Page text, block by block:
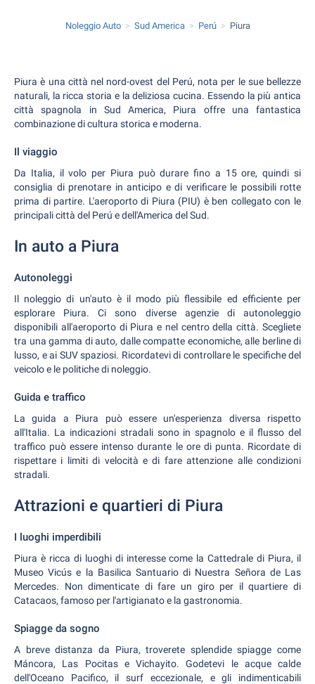
Noleggio Auto Sud America Perú Piura
Piura è una città nel nord-ovest del Perú, nota per le sue bellezze
naturali, la ricca storia e la deliziosa cucina. Essendo la più antica
città spagnola in Sud America, Piura offre una fantastica
combinazione di cultura storica e moderna.
Il viaggio
Da Italia, il volo per Piura può durare fino a 15 ore, quindi si
consiglia di prenotare in anticipo e di verificare le possibili rotte
prima di partire. L'aeroporto di Piura (PIU) è ben collegato con le
principali città del Perú e dell'America del Sud.
In auto a Piura
Autonoleggi
Il noleggio di un'auto è il modo più flessibile ed efficiente per
esplorare Piura. Ci sono diverse agenzie di autonoleggio
disponibili all'aeroporto di Piura e nel centro della città. Scegliete
tra una gamma di auto, dalle compatte economiche, alle berline di
lusso, e ai SUV spaziosi. Ricordatevi di controllare le specifiche del
veicolo e le politiche di noleggio.
Guida e traffico
La guida a Piura può essere un'esperienza diversa rispetto
all'Italia. La indicazioni stradali sono in spagnolo e il flusso del
traffico può essere intenso durante le ore di punta. Ricordate di
rispettare i limiti di velocità e di fare attenzione alle condizioni
stradali.
Attrazioni e quartieri di Piura
I luoghi imperdibili
Piura è ricca di luoghi di interesse come la Cattedrale di Piura, il
Museo Vicús e la Basilica Santuario di Nuestra Señora de Las
Mercedes. Non dimenticate di fare un giro per il quartiere di
Catacaos, famoso per l'artigianato e la gastronomia.
Spiagge da sogno
A breve distanza da Piura, troverete splendide spiagge come
Máncora, Las Pocitas e Vichayito. Godetevi le acque calde
dell'Oceano Pacifico, il surf eccezionale, e gli indimenticabili